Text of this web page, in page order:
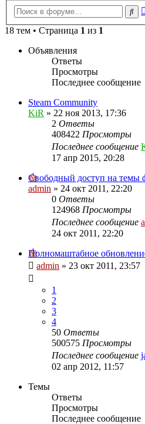
18 тем • Страница 1 из 1
Объявления
Ответы
Просмотры
Последнее сообщение
Steam Community
KiR » 22 ноя 2013, 17:36
2 Ответы
408422 Просмотры
Последнее сообщение
17 апр 2015, 20:28
Свободный доступ на темы
admin » 24 окт 2011, 22:20
0 Ответы
124968 Просмотры
Последнее сообщение
24 окт 2011, 22:20
Полномаштабное
admin » 23 окт 2011, 23:57
1
2
3
4
50 Ответы
500575 Просмотры
Последнее сообщение
02 апр 2012, 11:57
Темы
Ответы
Просмотры
Последнее сообщение